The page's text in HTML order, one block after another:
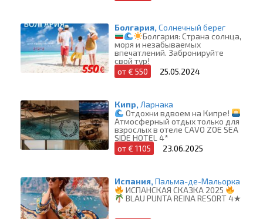
Болгария, Солнечный берег
Болгария: Страна солнца,
моря и незабываемых
впечатлений. Забронируйте
свой тур!
от € 550
25.05.2024
Кипр, Ларнака
Отдохни вдвоем на Кипре!
Атмосферный отдых только для
взрослых в отеле CAVO ZOE SEA
SIDE HOTEL 4*
от € 1105
23.06.2025
Испания, Пальма-де-Мальорка
ИСПАНСКАЯ СКАЗКА 2025
BLAU PUNTA REINA RESORT 4★